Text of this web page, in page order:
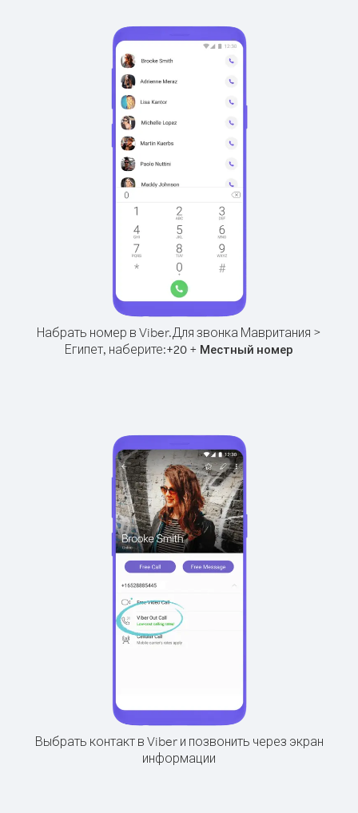
Набрать номер в Viber.Для звонка Мавритания >
Египет, наберите:+20 + Местный номер
Выбрать контакт в Viber и позвонить через экран
информации